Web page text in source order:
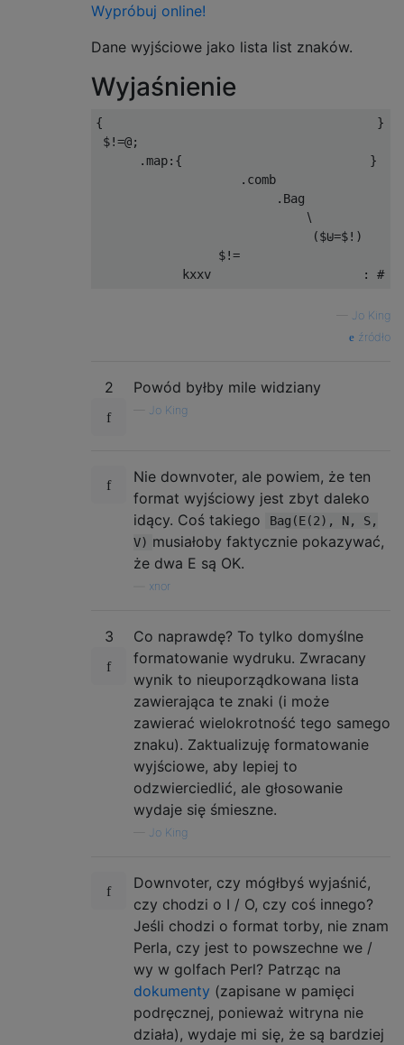
Wypróbuj online!
Dane wyjściowe jako lista list znaków.
Wyjaśnienie
{ }
$!=@;
.map:{ }
. comb
. Bag
∖
($⊎=$!)
                 $
!=
            kxxv
: #
Jo King
źródło
2 Powód byłby mile widziany
Jo King
Nie downvoter, ale powiem, że ten
format wyjściowy jest zbyt daleko
idący. Coś takiego
Bag(E(2), N, S,
V) musiałoby faktycznie pokazywać,
że dwa E są OK.
xnor
3
Co naprawdę? To tylko domyślne
formatowanie wydruku. Zwracany
wynik to nieuporządkowana lista
zawierająca te znaki (i może
zawierać wielokrotność tego samego
znaku). Zaktualizuję formatowanie
wyjściowe, aby lepiej to
odzwierciedlić, ale głosowanie
wydaje się śmieszne.
Jo King
Downvoter, czy mógłbyś wyjaśnić,
czy chodzi o I / O, czy coś innego?
Jeśli chodzi o format torby, nie znam
Perla, czy jest to powszechne we /
wy w golfach Perl? Patrząc na
dokumenty (zapisane w pamięci
podręcznej, ponieważ witryna nie
działa), wydaje mi się, że są bardziej